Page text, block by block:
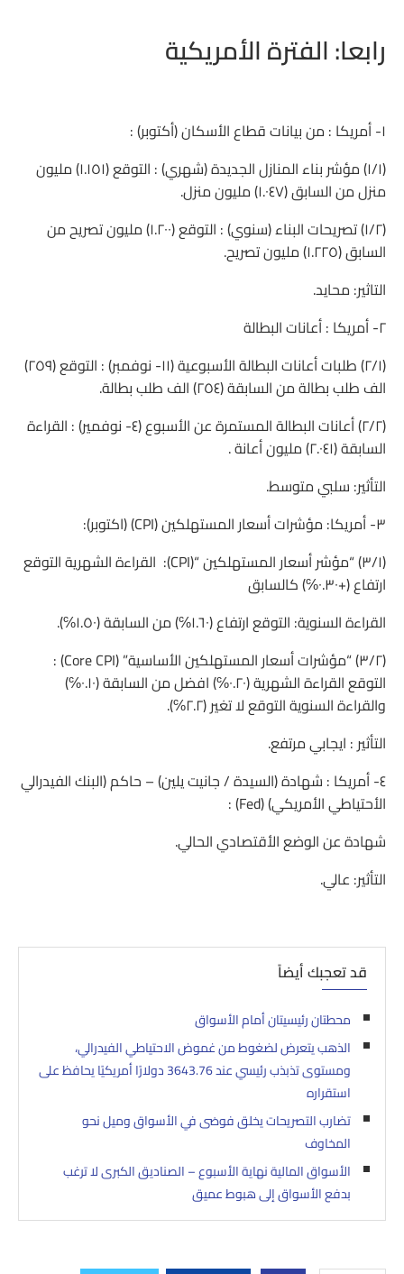
رابعا: الفترة الأمريكية
١- أمريكا : من بيانات قطاع الأسكان (أكتوبر) :
(١/١) مؤشر بناء المنازل الجديدة (شهري) : التوقع (١.١٥١) مليون
منزل من السابق (١.٠٤٧) مليون منزل.
(١/٢) تصريحات البناء (سنوي) : التوقع (١.٢٠٠) مليون تصريح من
السابق (١.٢٢٥) مليون تصريح.
التاثير: محايد.
٢- أمريكا : أعانات البطالة
(٢/١) طلبات أعانات البطالة الأسبوعية (١١- نوفمبر) : التوقع (٢٥٩)
الف طلب بطالة من السابقة (٢٥٤) الف طلب بطالة.
(٢/٢) أعانات البطالة المستمرة عن الأسبوع (٤- نوفمير) : القراءة
السابقة (٢.٠٤١) مليون أعانة .
التأثير: سلبي متوسط.
٣- أمريكا: مؤشرات أسعار المستهلكين (CPI) (اكتوبر):
(٣/١) “مؤشر أسعار المستهلكين “(CPI): القراءة الشهرية التوقع
ارتفاع (+٠.٣٠℅) كالسابق
القراءة السنوية: التوقع ارتفاع (١.٦٠℅) من السابقة (١.٥٠℅).
(٣/٢) “مؤشرات أسعار المستهلكين الأساسية” (Core CPI) :
التوقع القراءة الشهرية (٠.٢٠℅) افضل من السابقة (٠.١٠℅)
والقراءة السنوية التوقع لا تغير (٢.٢℅).
التأثير : ايجابي مرتفع.
٤- أمريكا : شهادة (السيدة / جانيت يلين) – حاكم (البنك الفيدرالي
الأحتياطي الأمريكي) (Fed) :
شهادة عن الوضع الأقتصادي الحالي.
التأثير: عالي.
قد تعجبك أيضاً
محطتان رئيسيتان أمام الأسواق
الذهب يتعرض لضغوط من غموض الاحتياطي الفيدرالي،
ومستوى تذبذب رئيسي عند 3643.76 دولارًا أمريكيًا يحافظ على
استقراره
تضارب التصريحات يخلق فوضى في الأسواق وميل نحو
المخاوف
الأسواق المالية نهاية الأسبوع – الصناديق الكبرى لا ترغب
بدفع الأسواق إلى هبوط عميق